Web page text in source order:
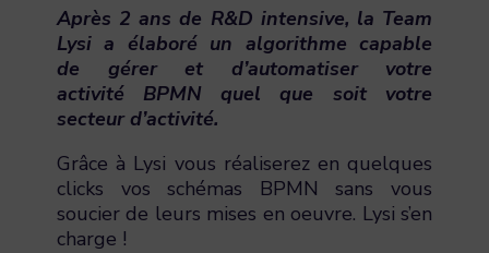
Après 2 ans de R&D intensive, la Team
Lysi a élaboré un algorithme capable
de gérer et d’automatiser votre
activité BPMN quel que soit votre
secteur d’activité.
Grâce à Lysi vous réaliserez en quelques
clicks vos schémas BPMN sans vous
soucier de leurs mises en oeuvre. Lysi s’en
charge !